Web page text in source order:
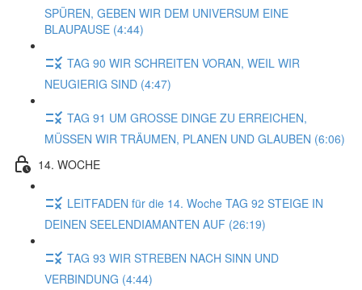
SPÜREN, GEBEN WIR DEM UNIVERSUM EINE
BLAUPAUSE (4:44)
TAG 90 WIR SCHREITEN VORAN, WEIL WIR
NEUGIERIG SIND (4:47)
TAG 91 UM GROSSE DINGE ZU ERREICHEN,
MÜSSEN WIR TRÄUMEN, PLANEN UND GLAUBEN (6:06)
14. WOCHE
LEITFADEN für die 14. Woche TAG 92 STEIGE IN
DEINEN SEELENDIAMANTEN AUF (26:19)
TAG 93 WIR STREBEN NACH SINN UND
VERBINDUNG (4:44)